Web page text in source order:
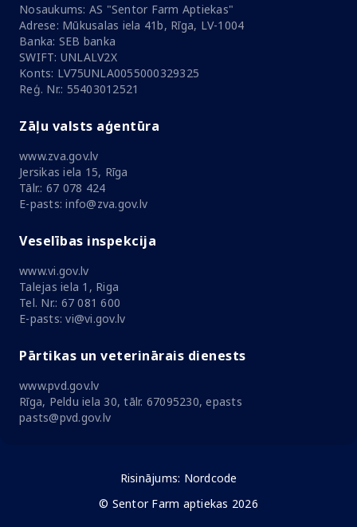
Nosaukums: AS "Sentor Farm Aptiekas"
Adrese: Mūkusalas iela 41b, Rīga, LV-1004
Banka: SEB banka
SWIFT: UNLALV2X
Konts: LV75UNLA0055000329325
Reģ. Nr.: 55403012521
Zāļu valsts aģentūra
www.zva.gov.lv
Jersikas iela 15, Rīga
Tālr.: 67 078 424
E-pasts: info@zva.gov.lv
Veselības inspekcija
www.vi.gov.lv
Talejas iela 1, Riga
Tel. Nr.: 67 081 600
E-pasts: vi@vi.gov.lv
Pārtikas un veterinārais dienests
www.pvd.gov.lv
Rīga, Peldu iela 30, tālr. 67095230, epasts
pasts@pvd.gov.lv
Risinājums: Nordcode
© Sentor Farm aptiekas 2026